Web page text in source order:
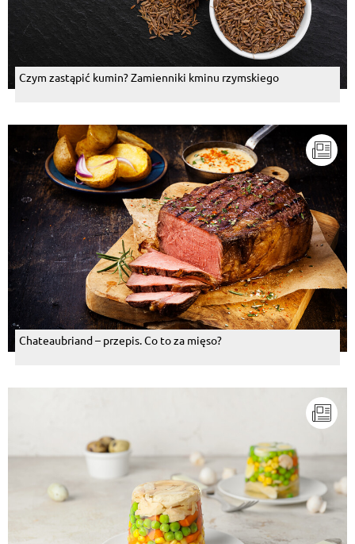
Czym zastąpić kumin? Zamienniki kminu rzymskiego
Chateaubriand – przepis. Co to za mięso?